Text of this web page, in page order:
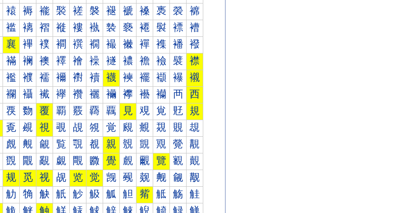
褤 褥 褦 褧 褨 褩 褪 褫 褬 褭 褮 褯
褴 褵 褶 褷 褸 褹 褺 褻 褼 褽 褾 褿
襄 襅 襆 襇 襈 襉 襊 襋 襌 襍 襎 襏
襔 襕 襖 襗 襘 襙 襚 襛 襜 襝 襞 襟
襤 襥 襦 襧 襨 襩 襪 襫 襬 襭 襮 襯
襴 襵 襶 襷 襸 襹 襺 襻 襼 襽 襾 西
覄 覅 覆 覇 覈 覉 覊 見 覌 覍 覎 規
覔 覕 視 覗 覘 覙 覚 覛 覜 覝 覞 覟
覤 覥 覦 覧 覨 覩 親 覫 覬 覭 覮 覯
覴 覵 覶 覷 覸 覹 覺 覻 覼 覽 覾 覿
规 觅 视 觇 览 觉 觊 觋 觌 觍 觎 觏
觔 觕 觖 觗 觘 觙 觚 觛 觜 觝 觞 觟
觤 觥 触 觧 觨 觩 觪 觫 觬 觭 觮 觯